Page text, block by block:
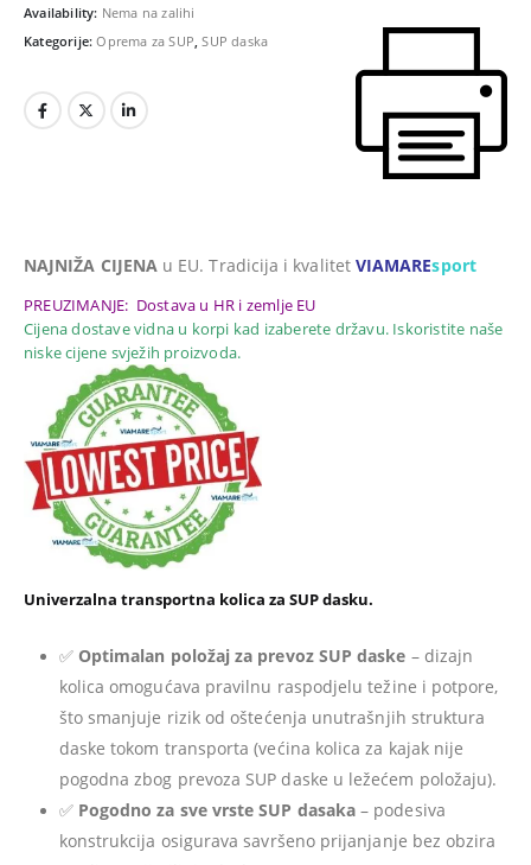
bila
je:
je:
75 €.
Availability: Nema na zalihi
Kategorije:Oprema za SUP ,SUP daska
NAJNIŽA CIJENAu EU. Tradicija i kvalitet VIAMAREsport
PREUZIMANJE: Dostava u HR i zemlje EU
Cijena dostave vidna u korpi kad izaberete državu. Iskoristite naše
niske cijene svježih proizvoda.
Univerzalna transportna kolica za SUP dasku.
✅ Optimalan položaj za prevoz SUP daske – dizajn
kolica omogućava pravilnu raspodjelu težine i potpore,
što smanjuje rizik od oštećenja unutrašnjih struktura
daske tokom transporta (većina kolica za kajak nije
pogodna zbog prevoza SUP daske u ležećem položaju).
✅ Pogodno za sve vrste SUP dasaka – podesiva
konstrukcija osigurava savršeno prijanjanje bez obzira